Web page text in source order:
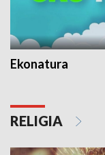
Ekonatura
RELIGIA